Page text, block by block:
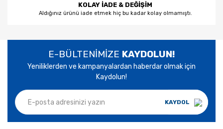
KOLAY İADE & DEĞİŞİM
Aldığınız ürünü iade etmek hiç bu kadar kolay olmamıştı.
E-BÜLTENİMİZE KAYDOLUN!
Yeniliklerden ve kampanyalardan haberdar olmak için
Kaydolun!
KAYDOL